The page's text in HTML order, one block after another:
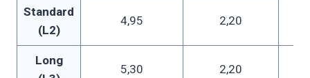
Standard
(L2)
4,95 2,20
Long
5,30 2,20